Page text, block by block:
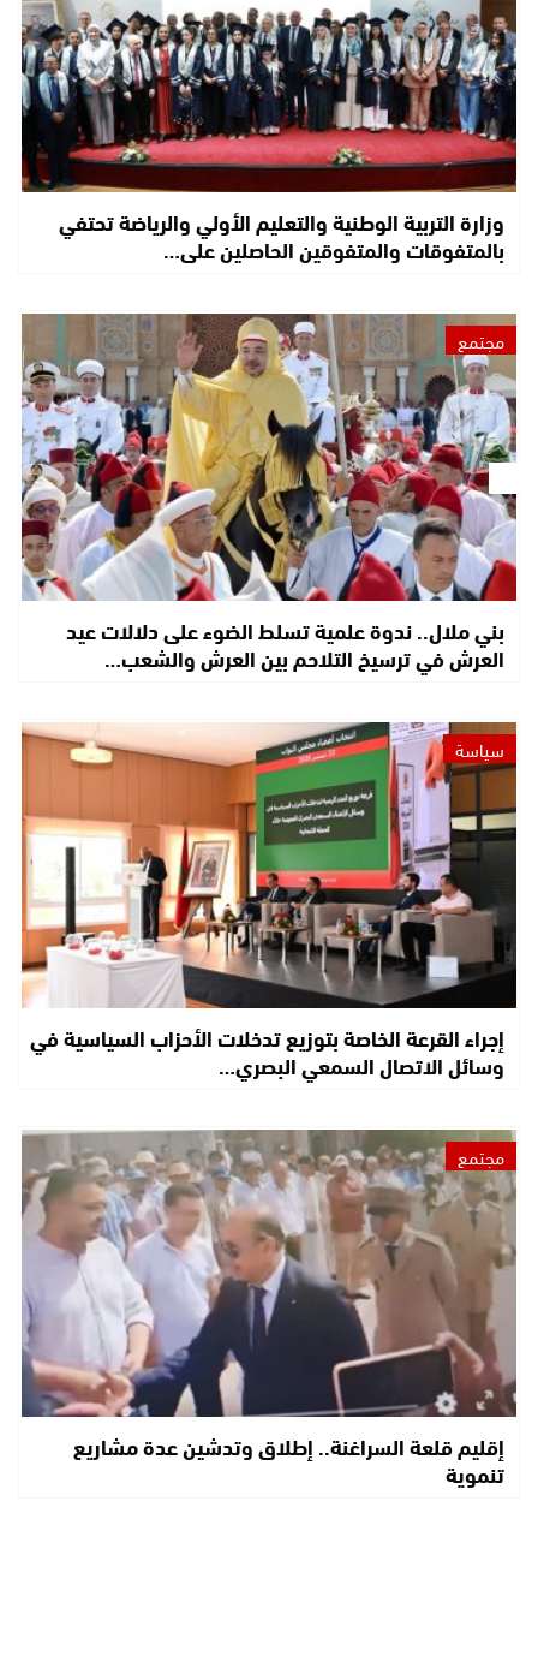
وزارة التربية الوطنية والتعليم الأولي والرياضة تحتفي
بالمتفوقات والمتفوقين الحاصلين على…
مجتمع
بني ملال.. ندوة علمية تسلط الضوء على دلالات عيد
العرش في ترسيخ التلاحم بين العرش والشعب…
سياسة
إجراء القرعة الخاصة بتوزيع تدخلات الأحزاب السياسية في
وسائل الاتصال السمعي البصري…
مجتمع
إقليم قلعة السراغنة.. إطلاق وتدشين عدة مشاريع
تنموية